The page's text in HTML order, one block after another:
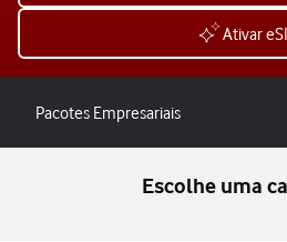
Ativar
Pacotes Empresariais
Escolhe uma